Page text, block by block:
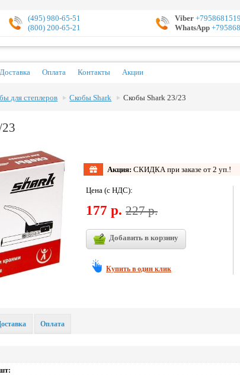
(495) 980-65-51
(800) 200-65-21
Viber
WhatsApp
Доставка Оплата Контакты Акции
для степлеров Скобы Shark Скобы Shark 23/23
Акция: СКИДКА при заказе от 2 уп.!
Цена (с НДС):
177 р. 227 р.
Добавить в корзину
Купить в один клик
Оплата